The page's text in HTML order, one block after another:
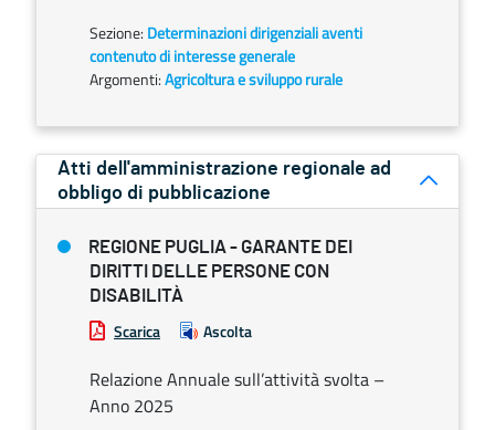
Sezione: Determinazioni dirigenziali aventi
contenuto di interesse generale
Argomenti:Agricoltura e sviluppo rurale
Atti dell'amministrazione regionale ad
obbligo di pubblicazione
REGIONE PUGLIA - GARANTE DEI
DIRITTI DELLE PERSONE CON
DISABILITÀ
Scarica Ascolta
Relazione Annuale sull’attività svolta –
Anno 2025